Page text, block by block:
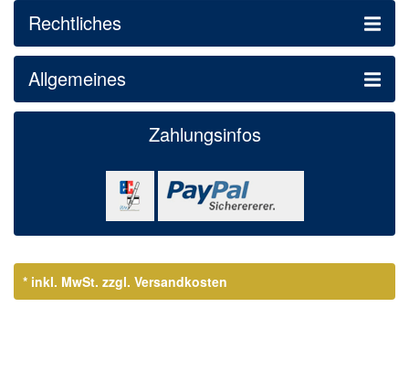
Rechtliches
Allgemeines
Zahlungsinfos
* inkl. MwSt. zzgl. Versandkosten